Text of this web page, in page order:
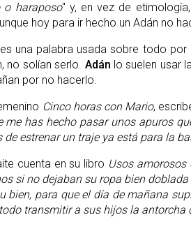
o haraposo" y, en vez de
hoy para ir hecho un Adán no
es una palabra usada sobre todo
no solían serlo. Adán lo suelen usar
por no hacerlo.
Cinco horas con Mario,
me has hecho pasar unos apuros
estrenar un traje ya está para la
cuenta en su libro Usos amorosos
si no dejaban su ropa bien
bien, para que el día de mañana
transmitir a sus hijos la antorcha